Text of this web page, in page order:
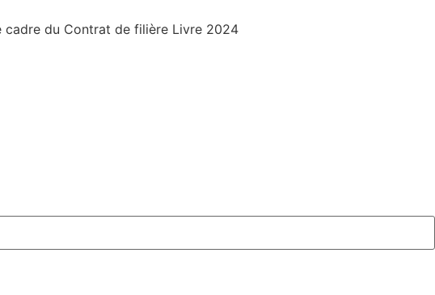
cadre du Contrat de filière Livre 2024